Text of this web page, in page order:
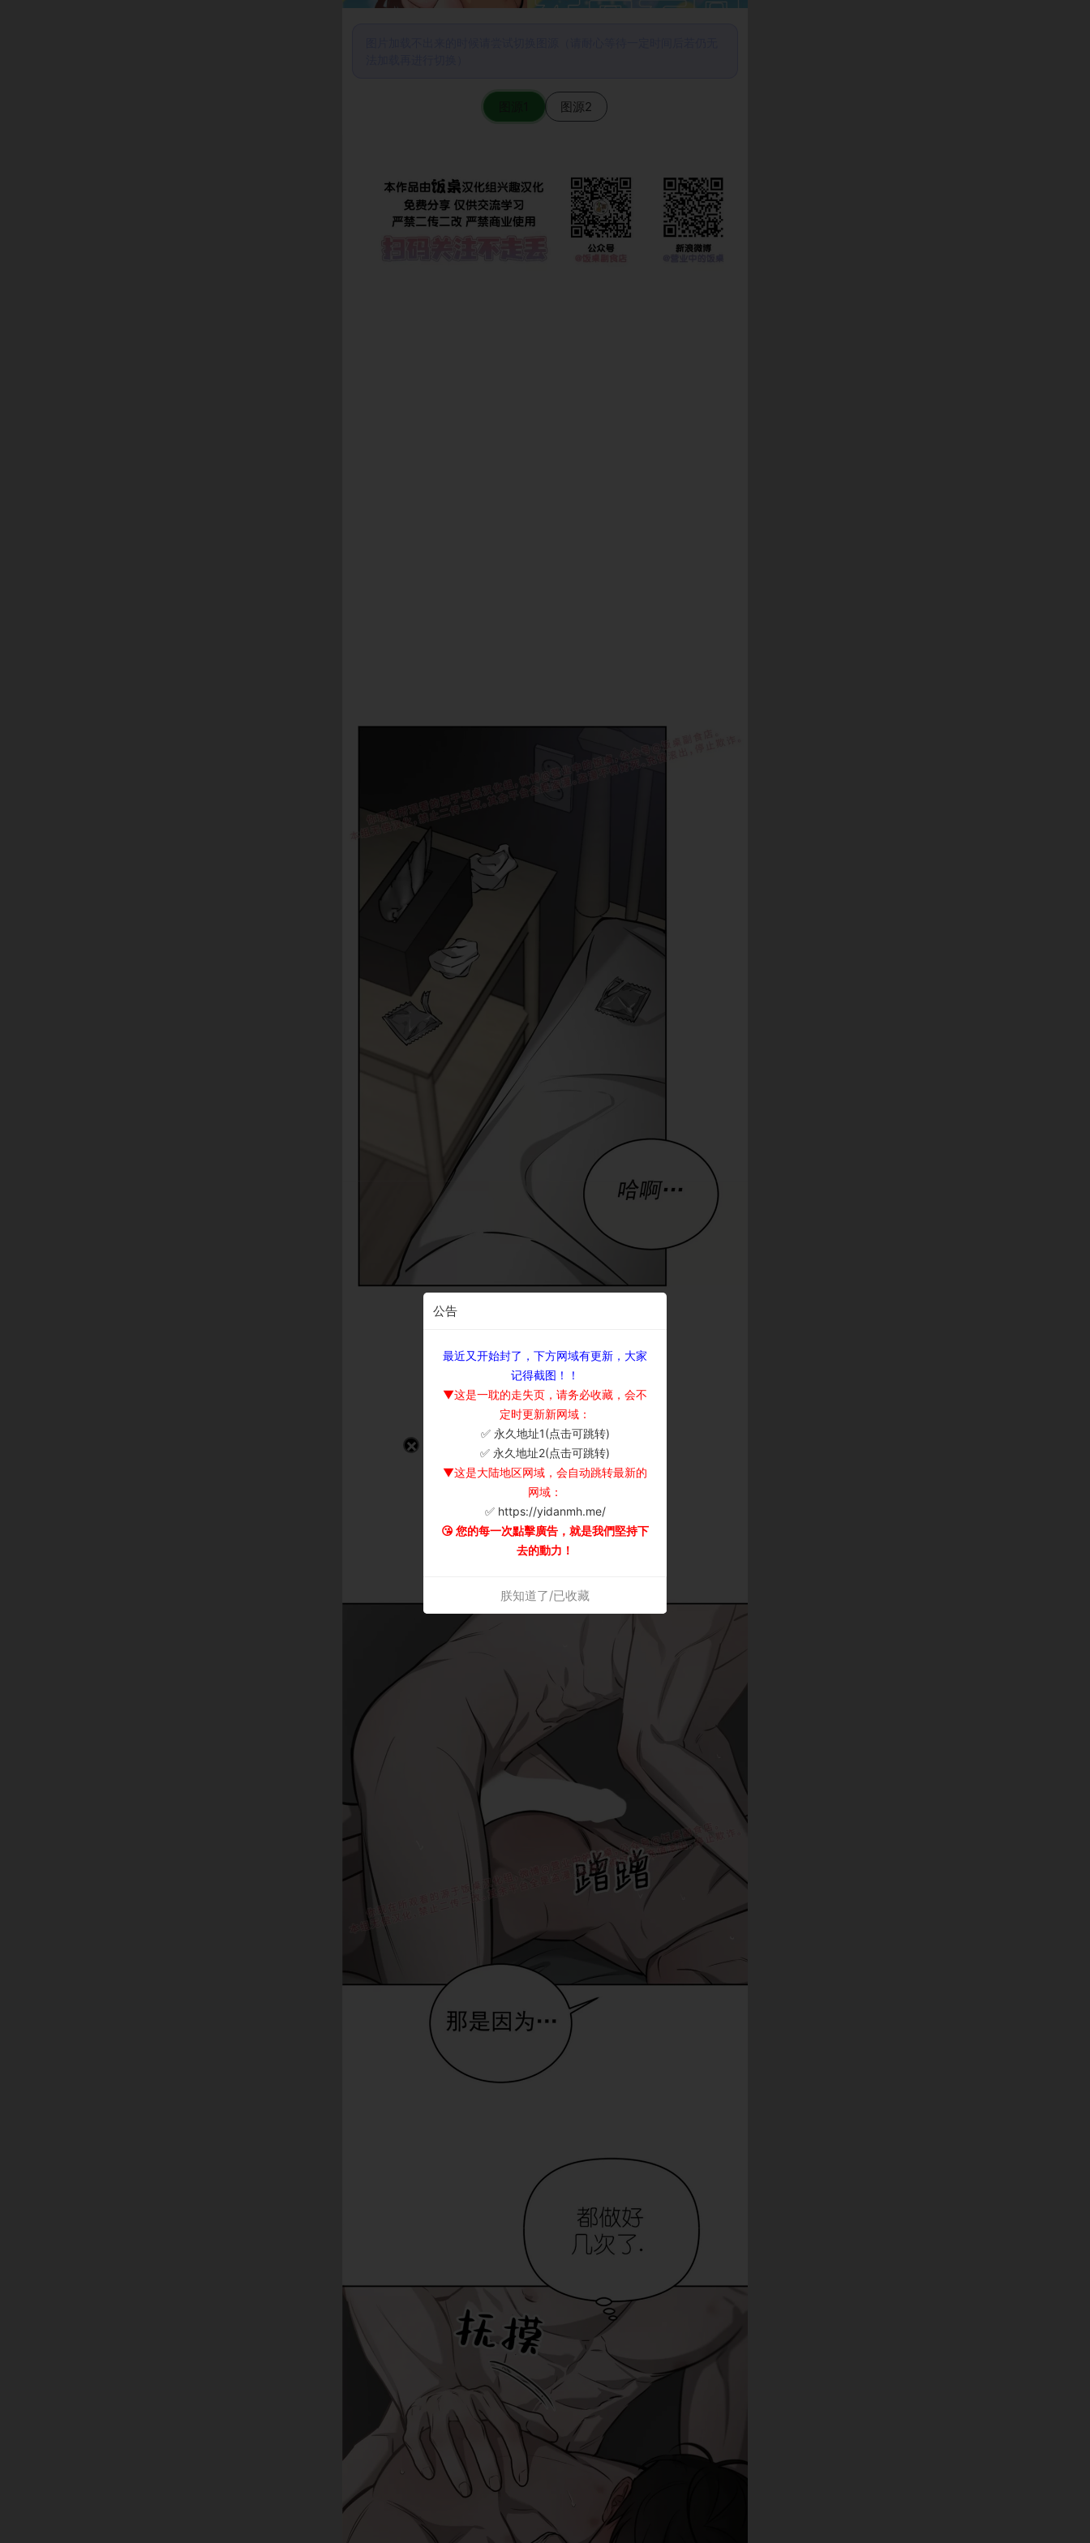
图源2
公告
最近又开始封了，下方网域有更新，大家
记得截图！！
▼这是一耽的走失页，请务必收藏，会不
定时更新新网域：
✅ 永久地址1(点击可跳转)
✅ 永久地址2(点击可跳转)
▼这是大陆地区网域，会自动跳转最新的
网域：
✅ https://yidanmh.me/
😘 您的每一次點擊廣告，就是我們堅持下
去的動力！
朕知道了/已收藏
×